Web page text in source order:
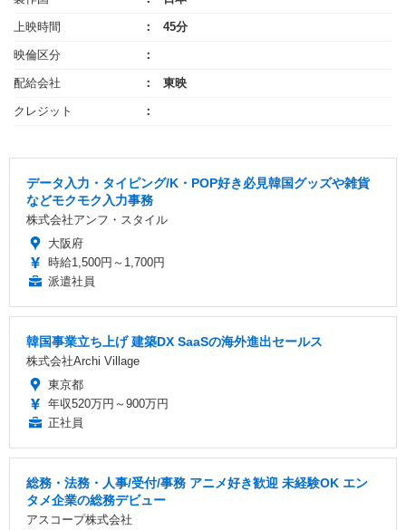
上映時間 45分
映倫区分
配給会社 東映
クレジット
データ入力・タイピング/K・POP好き必見韓国グッズや雑貨
などモクモク入力事務
株式会社アンフ・スタイル
大阪府
時給1,500円～1,700円
派遣社員
韓国事業立ち上げ 建築DX SaaSの海外進出セールス
株式会社Archi Village
東京都
年収520万円～900万円
正社員
総務・法務・人事/受付/事務 アニメ好き歓迎 未経験OK エン
タメ企業の総務デビュー
アスコープ株式会社